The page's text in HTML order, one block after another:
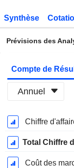
Synthèse
Prévisions des
Compte de
Annuel
Période
Fiscale:
Février
Chiffre
Total Chiffre
Coût des